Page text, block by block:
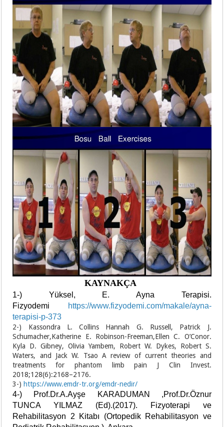
KAYNAKÇA
1-) Yüksel, E. Ayna Terapisi.
Fizyodemi
https://www.fizyodemi.com/makale/ayna-
terapisi-p-373
2-) Kassondra L. Collins Hannah G. Russell, Patrick J.
Schumacher,Katherine E. Robinson-Freeman,Ellen C. O’Conor.
Kyla D. Gibney, Olivia Yambem, Robert W. Dykes, Robert S.
Waters, and Jack W. Tsao A review of current theories and
treatments for phantom limb pain J Clin Invest.
2018;128(6):2168–2176.
3-)https://www.emdr-tr.org/emdr-nedir/
4-) Prof.Dr.A.Ayşe KARADUMAN ,Prof.Dr.Öznur
TUNCA YILMAZ (Ed).(2017). Fizyoterapi ve
Rehabilitasyon 2 Kitabı (Ortopedik Rehabilitasyon ve